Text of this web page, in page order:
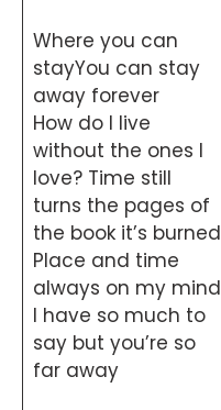
Where you can
stayYou can stay
away forever
How do I live
without the ones I
love? Time still
turns the pages of
the book it’s burned
Place and time
always on my mind
I have so much to
say but you’re so
far away